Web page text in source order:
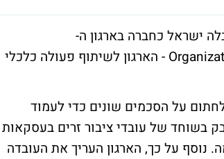
ישראל כחברה בארגון ה-
OECD(Organization for Economic Co-operation and Development - הארגון לשיתוף פעולה כלכלי
על הסכמים שונים כדי לעמוד
בשוחד של עובדי ציבור זרים בעסקאות
נוסף על כך, הארגון העריך את העובדה